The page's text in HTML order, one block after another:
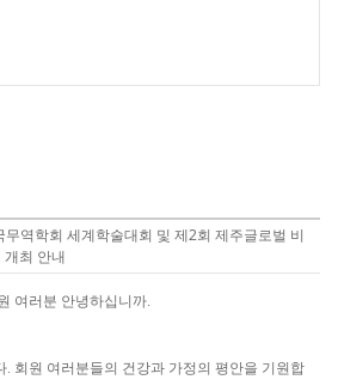
역학회 세계학술대회 및 제2회 제주글로벌 비
개최 안내
여러분 안녕하십니까.
. 회원 여러분들의 건강과 가정의 평안을 기원합